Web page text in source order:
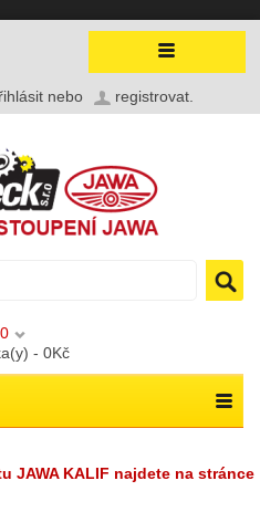
nebo registrovat
0
- 0Kč
JAWA KALIF najdete na stránce